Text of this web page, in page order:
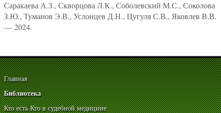
Саракаева А.З., Скворцова Л.К., Соболевский М.С., Соколова
З.Ю., Туманов Э.В., Услонцев Д.Н., Цугуля С.В., Яковлев В.В.
— 2024.
Главная
Библиотека
Кто есть Кто в судебной медицине